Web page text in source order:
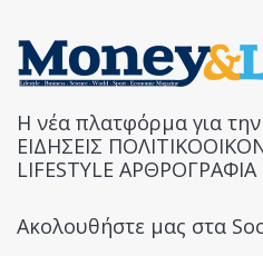
Η νέα πλατφόρμα για
ΕΙΔΗΣΕΙΣ
LIFESTYLE ΑΡΘΡΟΓΡΑΦΙΑ
Ακολουθήστε μας στα